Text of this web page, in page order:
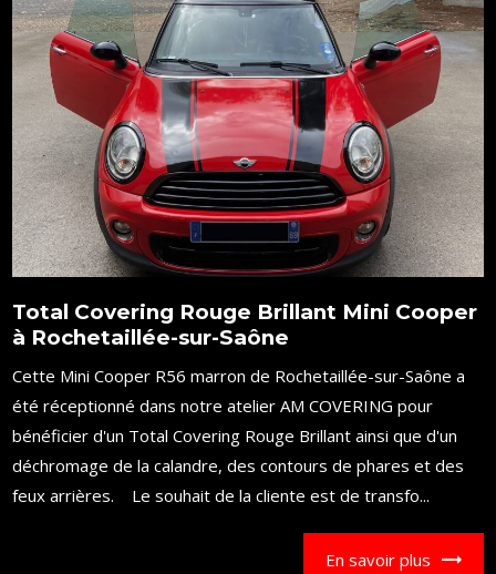
Total Covering Rouge Brillant Mini Cooper
à Rochetaillée-sur-Saône
Cette Mini Cooper R56 marron de Rochetaillée-sur-Saône a
été réceptionné dans notre atelier AM COVERING pour
bénéficier d'un Total Covering Rouge Brillant ainsi que d'un
déchromage de la calandre, des contours de phares et des
feux arrières. Le souhait de la cliente est de transfo...
En savoir plus